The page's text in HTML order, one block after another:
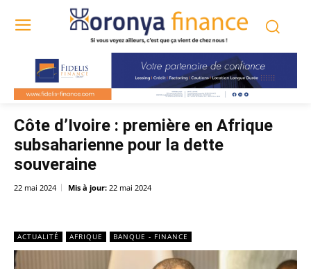
Côte d’Ivoire : première en Afrique
subsaharienne pour la dette
souveraine
22 mai 2024 Mis à jour: 22 mai 2024
ACTUALITÉ AFRIQUE BANQUE - FINANCE